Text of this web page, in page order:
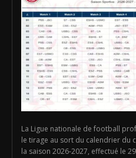
La Ligue nationale de football
le tirage au sort du calendrier du
la saison 2026-2027, effectué le